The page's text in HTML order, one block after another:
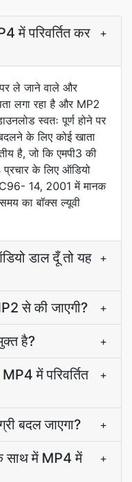
में परिवर्तित कर
+
ले जाने वाले और
लगा रहा है और MP2
स्वतः पूर्ण होने पर
के लिए कोई खाता
है, जो कि एमपी3 की
के लिए ऑडियो
14, 2001 में मानक
का बॉक्स ल्यूवी
डाल दूँ तो यह
+
से की जाएगी? +
है? +
में परिवर्तित
+
बदल जाएगा? +
साथ में MP4 में
+